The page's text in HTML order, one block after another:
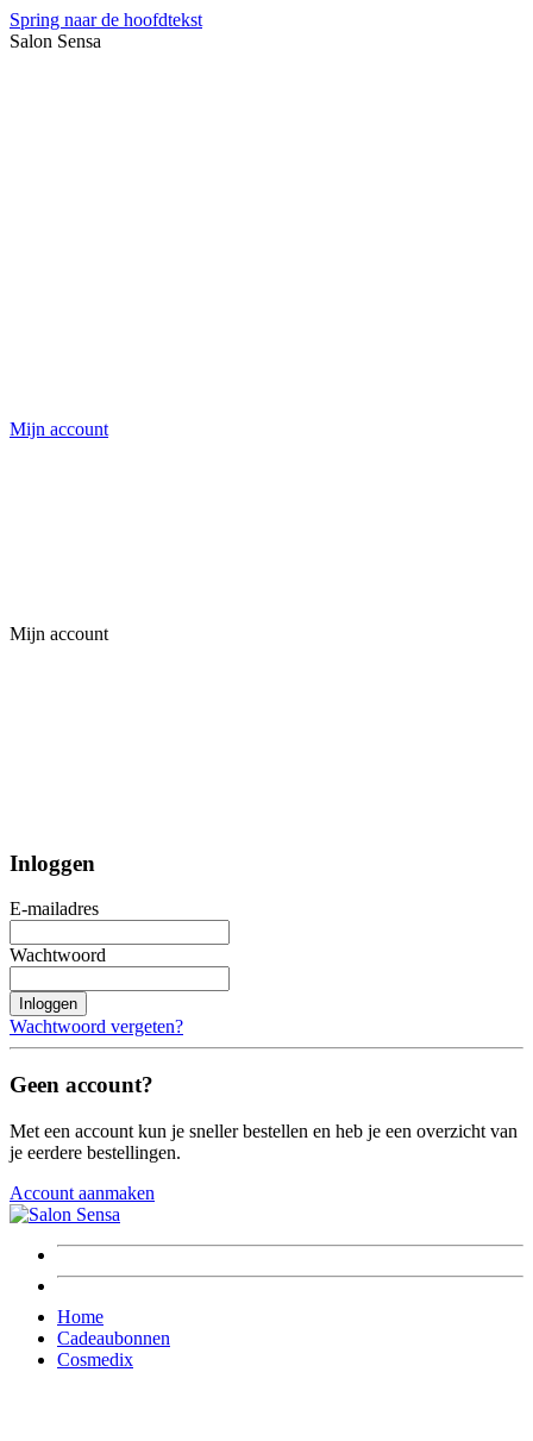
Spring naar de hoofdtekst
Salon Sensa
Mijn account
Mijn account
Inloggen
E-mailadres
Wachtwoord
Inloggen
Wachtwoord vergeten?
Geen account?
Met een account kun je sneller bestellen en heb je een overzicht van
je eerdere bestellingen.
Account aanmaken
Home
Cadeaubonnen
Cosmedix